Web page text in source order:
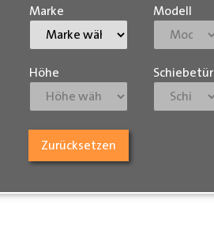
Marke Modell
Höhe Schiebetür
Zurücksetzen